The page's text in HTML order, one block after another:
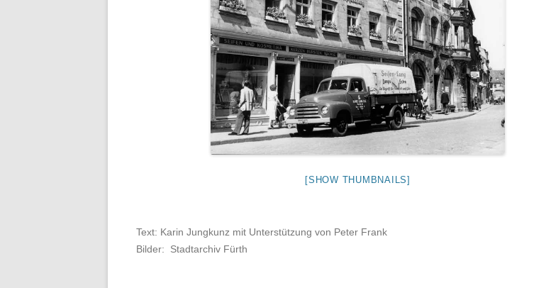
[SHOW THUMBNAILS]
Text: Karin Jungkunz mit Unterstützung von Peter Frank
Bilder: Stadtarchiv Fürth